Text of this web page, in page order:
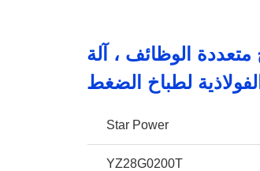
الوظائف ، آلة
لطباخ الضغط
Star Power
YZ28G0200T